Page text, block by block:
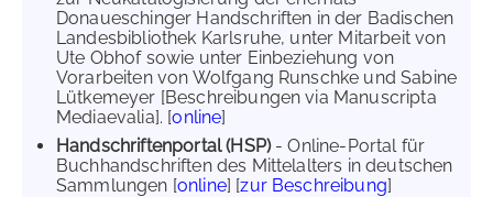
Donaueschinger Handschriften in der Badischen
Landesbibliothek Karlsruhe, unter Mitarbeit von
Ute Obhof sowie unter Einbeziehung von
Vorarbeiten von Wolfgang Runschke und Sabine
Lütkemeyer [Beschreibungen via Manuscripta
Mediaevalia]. [online]
Handschriftenportal (HSP)- Online-Portal für
Buchhandschriften des Mittelalters in deutschen
Sammlungen [online] [zur Beschreibung]